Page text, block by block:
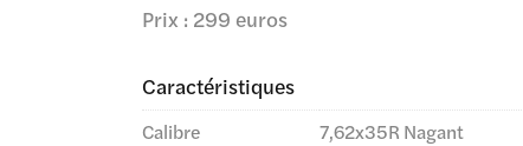
Prix : 299 euros
Caractéristiques
Calibre
7,62x35R Nagant